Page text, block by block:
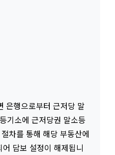
은행으로부터 근저당 말
기소에 근저당권 말소등
차를 통해 해당 부동산에
담보 설정이 해제됩니